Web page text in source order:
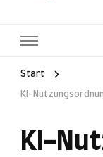
Start
KI-
KI-